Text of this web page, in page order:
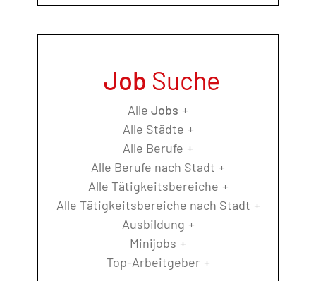
Job Suche
Alle Jobs
Alle Städte
Alle Berufe
Alle Berufe nach Stadt
Alle Tätigkeitsbereiche
Alle Tätigkeitsbereiche nach Stadt
Ausbildung
Minijobs
Top-Arbeitgeber